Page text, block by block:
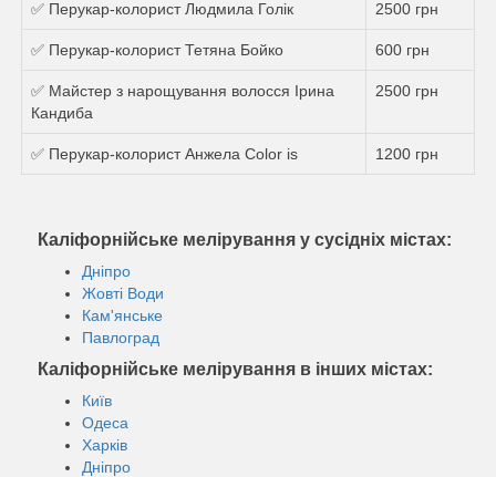
✅ Перукар-колорист Людмила Голік 2500 грн
✅ Перукар-колорист Тетяна Бойко 600 грн
✅ Майстер з нарощування волосся Ірина
Кандиба
2500 грн
✅ Перукар-колорист Анжела Color is 1200 грн
Каліфорнійське мелірування у сусідніх містах:
Дніпро
Жовті Води
Кам'янське
Павлоград
Каліфорнійське мелірування в інших містах:
Київ
Одеса
Харків
Дніпро